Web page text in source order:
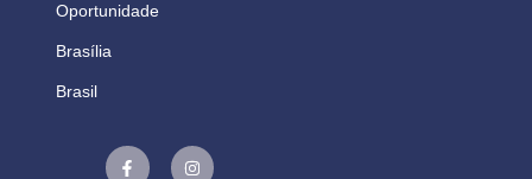
Oportunidade
Brasília
Brasil